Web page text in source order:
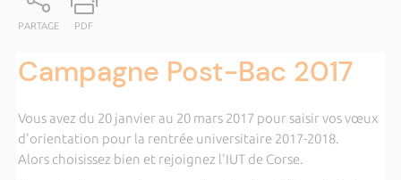
PARTAGE PDF
Campagne Post-Bac 2017
Vous avez du 20 janvier au 20 mars 2017 pour saisir vos vœux
d'orientation pour la rentrée universitaire 2017-2018.
Alors choisissez bien et rejoignez l'IUT de Corse.